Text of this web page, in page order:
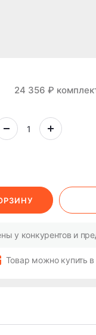
24 356 ₽
у конкурентов и
Товар можно купить в